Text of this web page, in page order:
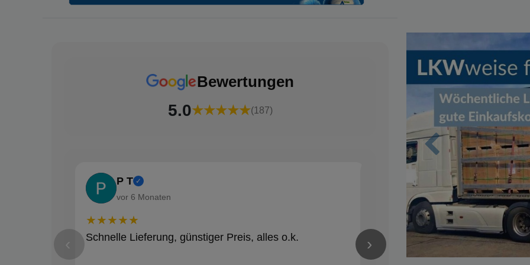
Bewertungen
5.0★★★★★(187)
P T ✓
vor 6 Monaten
★★★★★
Schnelle Lieferung, günstiger Preis, alles o.k.
Nico Schröder ✓
vor 1 Jahren
★★★★★
Alles Bestens! Gerne wieder
›
Zurück